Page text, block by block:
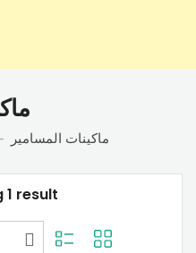
ماكينات المسامير
1 result